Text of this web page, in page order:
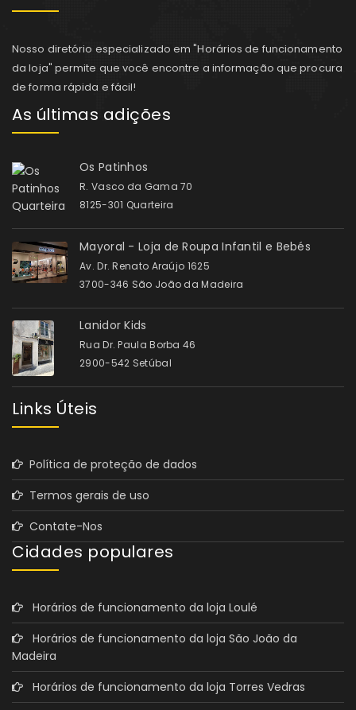
Nosso diretório especializado em "Horários de funcionamento
da loja" permite que você encontre a informação que procura
de forma rápida e fácil!
As últimas adições
Os Patinhos
R. Vasco da Gama 70
8125-301 Quarteira
Mayoral - Loja de Roupa Infantil e Bebés
Av. Dr. Renato Araújo 1625
3700-346 São João da Madeira
Lanidor Kids
Rua Dr. Paula Borba 46
2900-542 Setúbal
Links Úteis
Política de proteção de dados
Termos gerais de uso
Contate-Nos
Cidades populares
Horários de funcionamento da loja Loulé
Horários de funcionamento da loja São João da
Madeira
Horários de funcionamento da loja Torres Vedras